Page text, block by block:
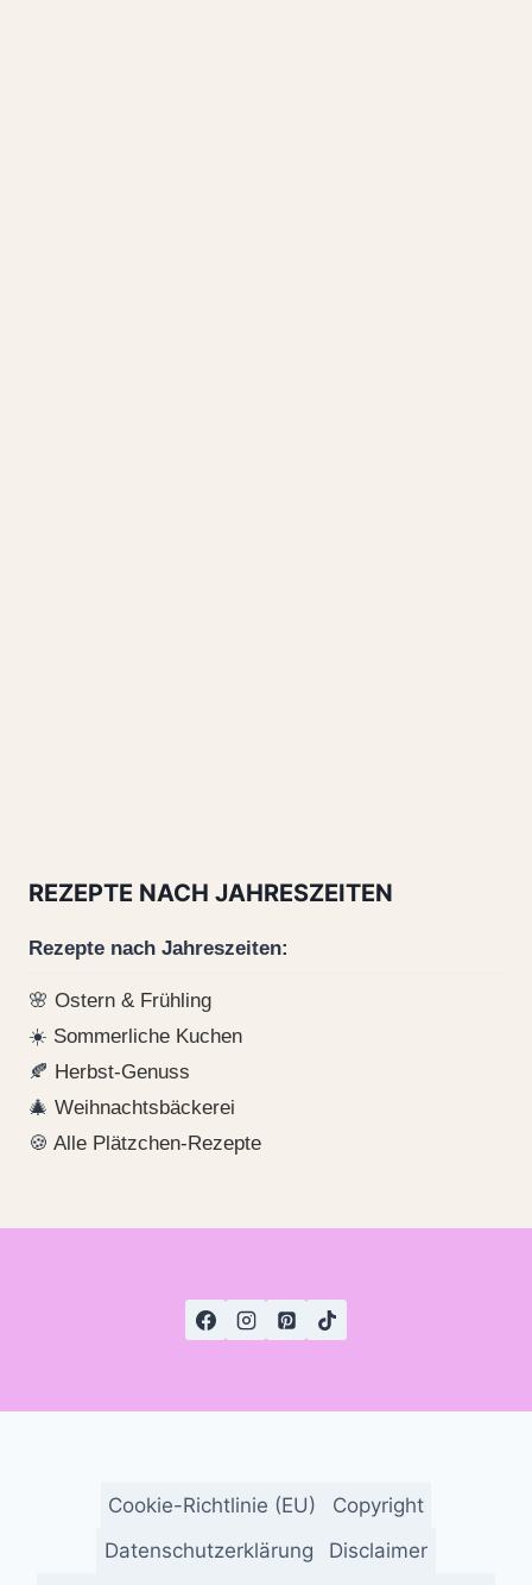
REZEPTE NACH JAHRESZEITEN
Rezepte nach Jahreszeiten:
🌸 Ostern & Frühling
☀️ Sommerliche Kuchen
🍂 Herbst-Genuss
🎄 Weihnachtsbäckerei
🍪 Alle Plätzchen-Rezepte
Cookie-Richtlinie (EU)
Copyright
Datenschutzerklärung
Disclaimer